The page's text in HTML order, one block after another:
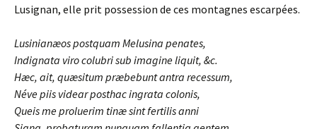
Lusignan, elle prit possession de ces montagnes escarpées.
Lusinianæos postquam Melusina penates,
Indignata viro colubri sub imagineliquit, &c.
Hæc, ait, quæsitum præbebunt antra recessum,
Néve piis videar posthac ingrata colonis,
Queis me proluerim tinæ sint fertilis anni